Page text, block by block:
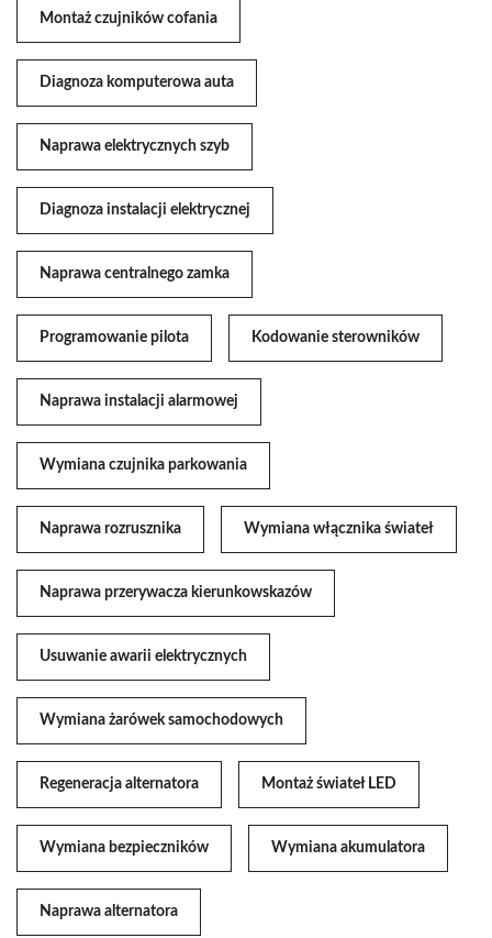
Montaż czujników cofania
Diagnoza komputerowa auta
Naprawa elektrycznych szyb
Diagnoza instalacji elektrycznej
Naprawa centralnego zamka
Programowanie pilota Kodowanie sterowników
Naprawa instalacji alarmowej
Wymiana czujnika parkowania
Naprawa rozrusznika Wymiana włącznika świateł
Naprawa przerywacza kierunkowskazów
Usuwanie awarii elektrycznych
Wymiana żarówek samochodowych
Regeneracja alternatora Montaż świateł LED
Wymiana bezpieczników Wymiana akumulatora
Naprawa alternatora